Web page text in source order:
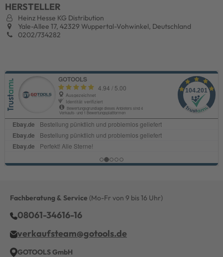
HERSTELLER
Heinz Hesse KG Distribution
Yale-Allee 17, 42329 Wuppertal-Vohwinkel, Deutschland
0202/734282
Fachberatung & Service (Mo-Fr von 9 bis 16 Uhr)
08061-34616-16
verkaufsteam@gotools.de
GOTOOLS GmbH